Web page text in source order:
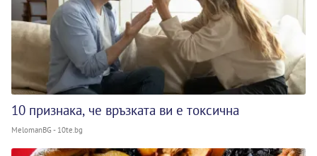
10 признака, че връзката ви е токсична
MelomanBG - 10te.bg